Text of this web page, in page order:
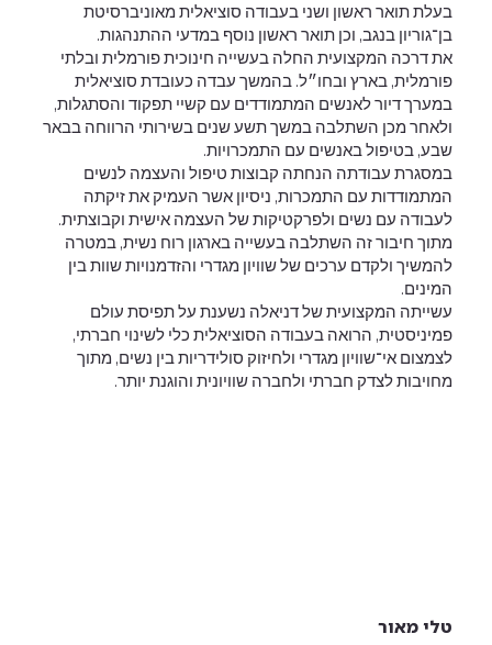
בעלת תואר ראשון ושני בעבודה סוציאלית מאוניברסיטת
בן־גוריון בנגב, וכן תואר ראשון נוסף במדעי ההתנהגות.
את דרכה המקצועית החלה בעשייה חינוכית פורמלית ובלתי
פורמלית, בארץ ובחו״ל. בהמשך עבדה כעובדת סוציאלית
במערך דיור לאנשים המתמודדים עם קשיי תפקוד והסתגלות,
ולאחר מכן השתלבה במשך תשע שנים בשירותי הרווחה בבאר
שבע, בטיפול באנשים עם התמכרויות.
במסגרת עבודתה הנחתה קבוצות טיפול והעצמה לנשים
המתמודדות עם התמכרות, ניסיון אשר העמיק את זיקתה
לעבודה עם נשים ולפרקטיקות של העצמה אישית וקבוצתית.
מתוך חיבור זה השתלבה בעשייה בארגון רוח נשית, במטרה
להמשיך ולקדם ערכים של שוויון מגדרי והזדמנויות שוות בין
המינים.
עשייתה המקצועית של דניאלה נשענת על תפיסת עולם
פמיניסטית, הרואה בעבודה הסוציאלית כלי לשינוי חברתי,
לצמצום אי־שוויון מגדרי ולחיזוק סולידריות בין נשים, מתוך
מחויבות לצדק חברתי ולחברה שוויונית והוגנת יותר.
טלי מאור